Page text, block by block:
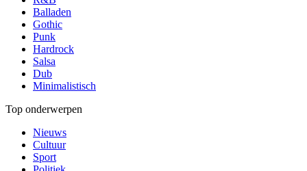
Balladen
Gothic
Punk
Hardrock
Salsa
Dub
Minimalistisch
Top onderwerpen
Nieuws
Cultuur
Sport